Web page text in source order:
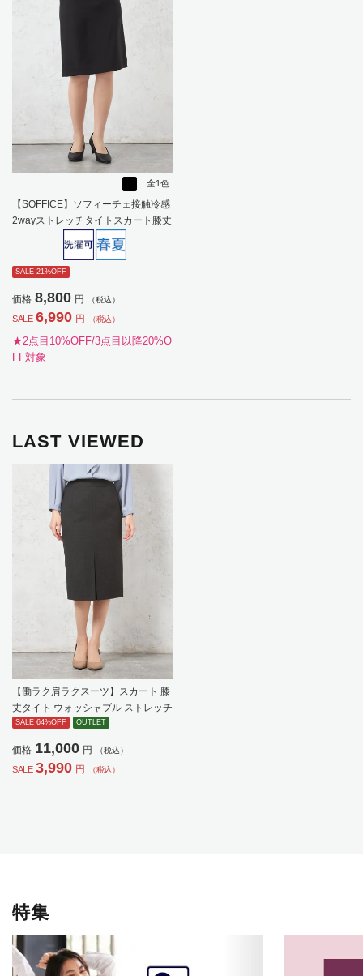
全1色
【SOFFICE】ソフィーチェ接触冷感
2wayストレッチタイトスカート膝丈
上下ウォッシャブルストレッチ冷感
SALE 21%OFF
価格 8,800 円 （税込）
SALE 6,990 円 （税込）
★2点目10%OFF/3点目以降20%O
FF対象
LAST VIEWED
【働ラク肩ラクスーツ】スカート 膝
丈タイト ウォッシャブル ストレッチ
グレーチェック SOFFICE 秋冬【レ
SALE 64%OFF OUTLET
価格 11,000 円 （税込）
SALE 3,990 円 （税込）
特集